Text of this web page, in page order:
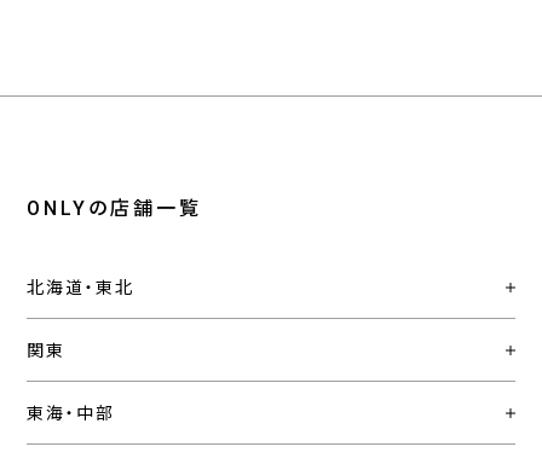
ONLYの店舗一覧
北海道・東北
関東
東海・中部